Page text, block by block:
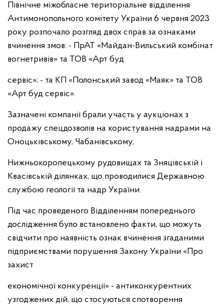
Північне міжобласне територіальне відділення
Антимонопольного комітету України 6 червня 2023
року розпочало розгляд двох справ за ознаками
вчинення змов: - ПрАТ «Майдан-Вильський комбінат
вогнетривів» та ТОВ «Арт буд
сервіс»; - та КП «Полонський завод «Маяк» та ТОВ
«Арт буд сервіс».
Зазначені компанії брали участь у аукціонах з
продажу спецдозволів на користування надрами на
Оноцьківському, Чабанівському,
Нижньокоропецькому рудовищах та Зняцівській і
Квасівській ділянках, що проводилися Державною
службою геології та надр України.
Під час проведеного Відділенням попереднього
дослідження було встановлено факти, що можуть
свідчити про наявність ознак вчинення згаданими
підприємствами порушення Закону України «Про
захист
економічної конкуренції» - антиконкурентних
узгоджених дій, що стосуються спотворення